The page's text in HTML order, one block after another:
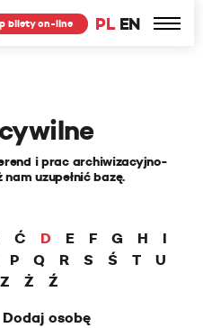
PL EN
bilety on-line
i prac archiwizacyjno-
uzupełnić bazę.
Ć D E F G H
I
P Q R S Ś T
U
Z Ż
Ź
Dodaj osobę